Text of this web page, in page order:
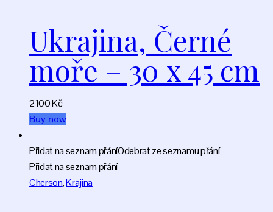
Ukrajina, Černé
moře – 30 x 45 cm
2100Kč
Buy now
Přidat na seznam přáníOdebrat ze seznamu přání
Přidat na seznam přání
Cherson,Krajina